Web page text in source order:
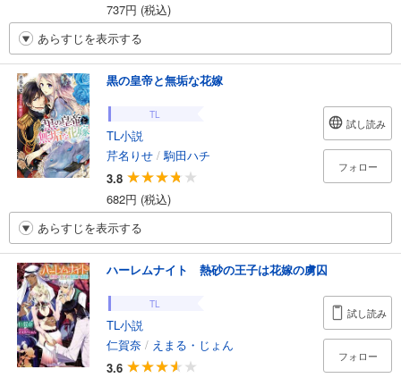
737円 (税込)
あらすじを表示する
黒の皇帝と無垢な花嫁
TL
TL小説
芹名りせ /駒田ハチ
3.8
682円 (税込)
試し読み
フォロー
あらすじを表示する
ハーレムナイト 熱砂の王子は花嫁の虜囚
TL
TL小説
仁賀奈 / えまる・じょん
3.6
試し読み
フォロー